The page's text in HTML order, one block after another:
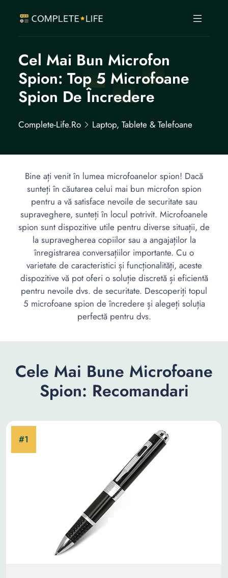
Cel Mai Bun Microfon
Spion: Top 5 Microfoane
Spion De Încredere
Complete-Life.ro Laptop, Tablete & Telefoane
Bine ați venit în lumea microfoanelor spion! Dacă
sunteți în căutarea celui mai bun microfon spion
pentru a vă satisface nevoile de securitate sau
supraveghere, sunteți în locul potrivit. Microfoanele
spion sunt dispozitive utile pentru diverse situații, de
la supravegherea copiilor sau a angajaților la
înregistrarea conversațiilor importante. Cu o
varietate de caracteristici și funcționalități, aceste
dispozitive vă pot oferi o soluție discretă și eficientă
pentru nevoile dvs. de securitate. Descoperiți topul
5 microfoane spion de încredere și alegeți soluția
perfectă pentru dvs.
Cele Mai Bune Microfoane
Spion: Recomandari